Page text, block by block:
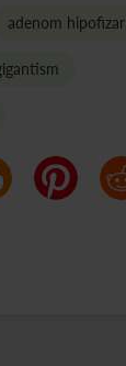
adenom hipofizar